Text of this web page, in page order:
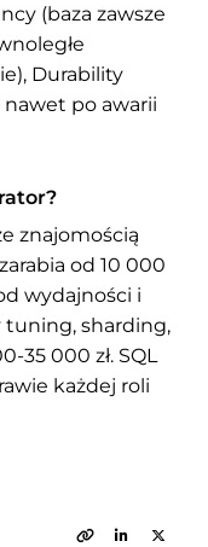
(baza zawsze
Durability
nawet po awarii
znajomością
od 10 000
wydajności i
sharding,
35 000 zł. SQL
każdej roli